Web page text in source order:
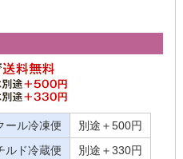
ール冷凍便
別途＋500円
ルド冷蔵便 別途＋330円